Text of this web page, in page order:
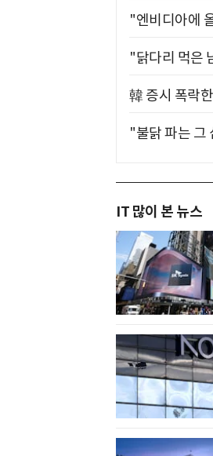
"엔비디아에
"닭다리 먹은
韓 증시 폭락
"불닭 파는 그
IT 많이 본 뉴스